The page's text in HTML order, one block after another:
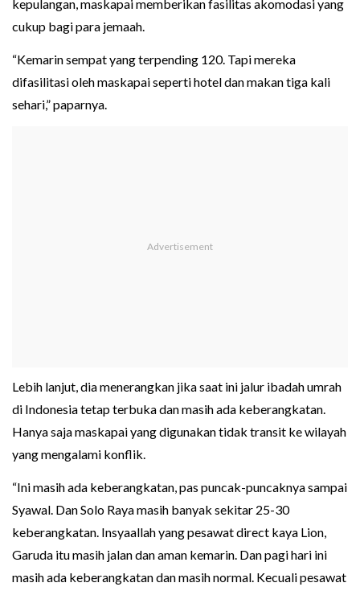
kepulangan, maskapai memberikan fasilitas akomodasi yang
cukup bagi para jemaah.
“Kemarin sempat yang terpending 120. Tapi mereka
difasilitasi oleh maskapai seperti hotel dan makan tiga kali
sehari,” paparnya.
Lebih lanjut, dia menerangkan jika saat ini jalur ibadah umrah
di Indonesia tetap terbuka dan masih ada keberangkatan.
Hanya saja maskapai yang digunakan tidak transit ke wilayah
yang mengalami konflik.
“Ini masih ada keberangkatan, pas puncak-puncaknya sampai
Syawal. Dan Solo Raya masih banyak sekitar 25-30
keberangkatan. Insyaallah yang pesawat direct kaya Lion,
Garuda itu masih jalan dan aman kemarin. Dan pagi hari ini
masih ada keberangkatan dan masih normal. Kecuali pesawat